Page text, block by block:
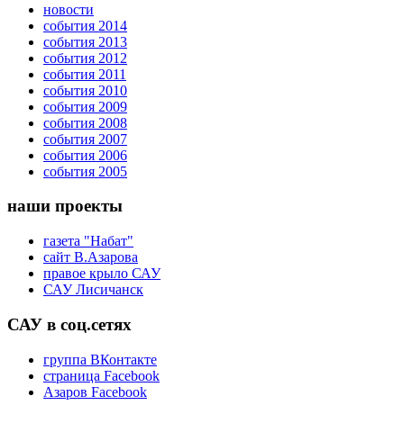
новости
события 2014
события 2013
события 2012
события 2011
события 2010
события 2009
события 2008
события 2007
события 2006
события 2005
наши проекты
газета "Набат"
сайт В.Азарова
правое крыло САУ
САУ Лисичанск
САУ в соц.сетях
группа ВКонтакте
страница Facebook
Азаров Facebook